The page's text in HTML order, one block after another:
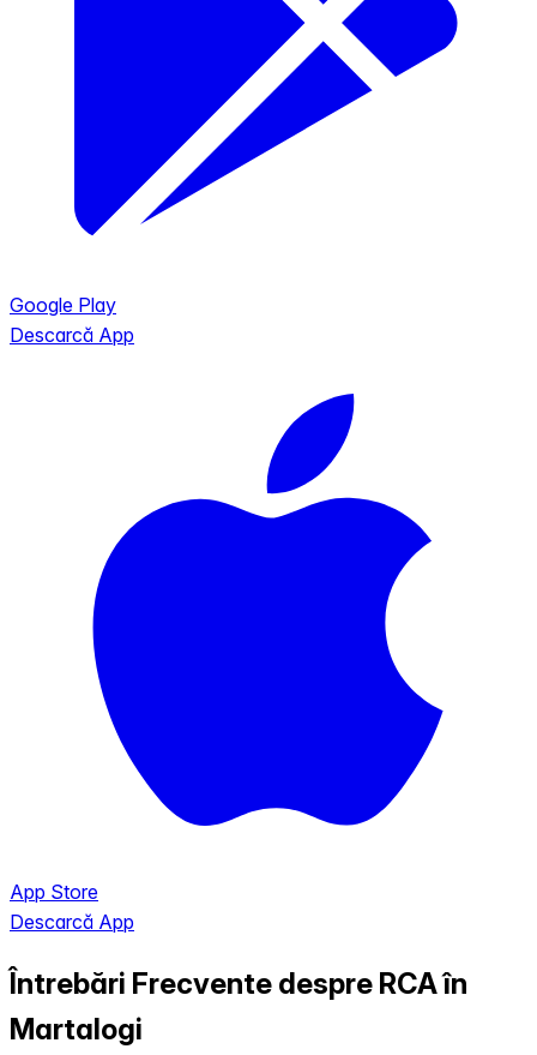
Google Play
Descarcă App
App Store
Descarcă App
Întrebări Frecvente despre RCA în
Martalogi